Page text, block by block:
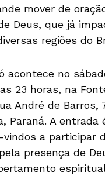
mover de
Deus, que já
regiões do
acontece no
23 horas, na
André de Barros,
Paraná. A entrada
a participar
presença de